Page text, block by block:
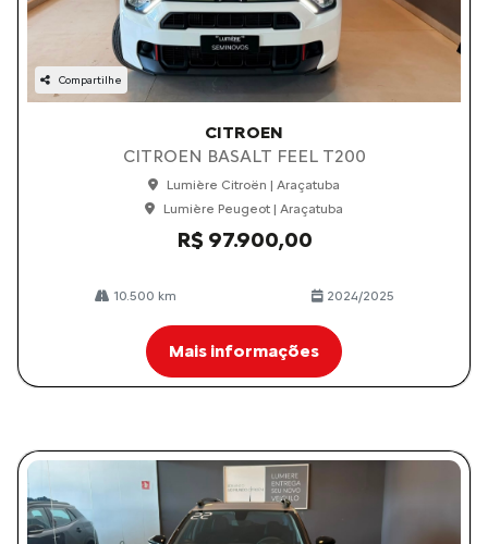
Compartilhe
CITROEN
CITROEN BASALT FEEL T200
Lumière Citroën | Araçatuba
Lumière Peugeot | Araçatuba
R$ 97.900,00
10.500 km 2024/2025
Mais informações